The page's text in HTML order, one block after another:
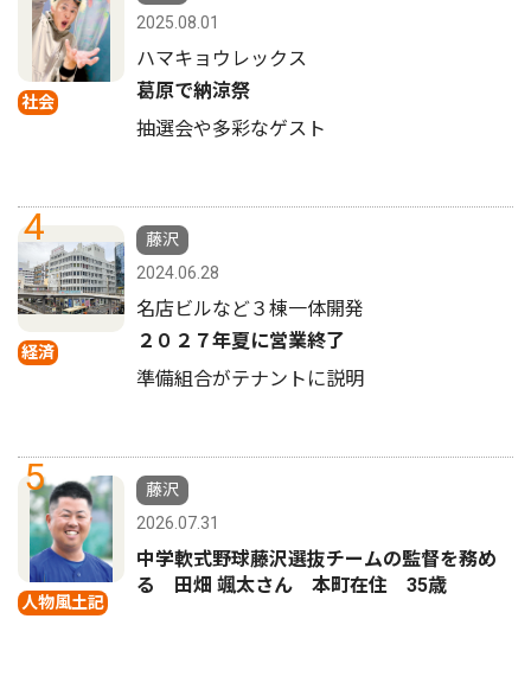
社会
2025.08.01
ハマキョウレックス
葛原で納涼祭
抽選会や多彩なゲスト
4
経済
藤沢
2024.06.28
名店ビルなど３棟一体開発
２０２７年夏に営業終了
準備組合がテナントに説明
5
人物風土記
藤沢
2026.07.31
中学軟式野球藤沢選抜チームの監督を務め
る 田畑 颯太さん 本町在住 35歳